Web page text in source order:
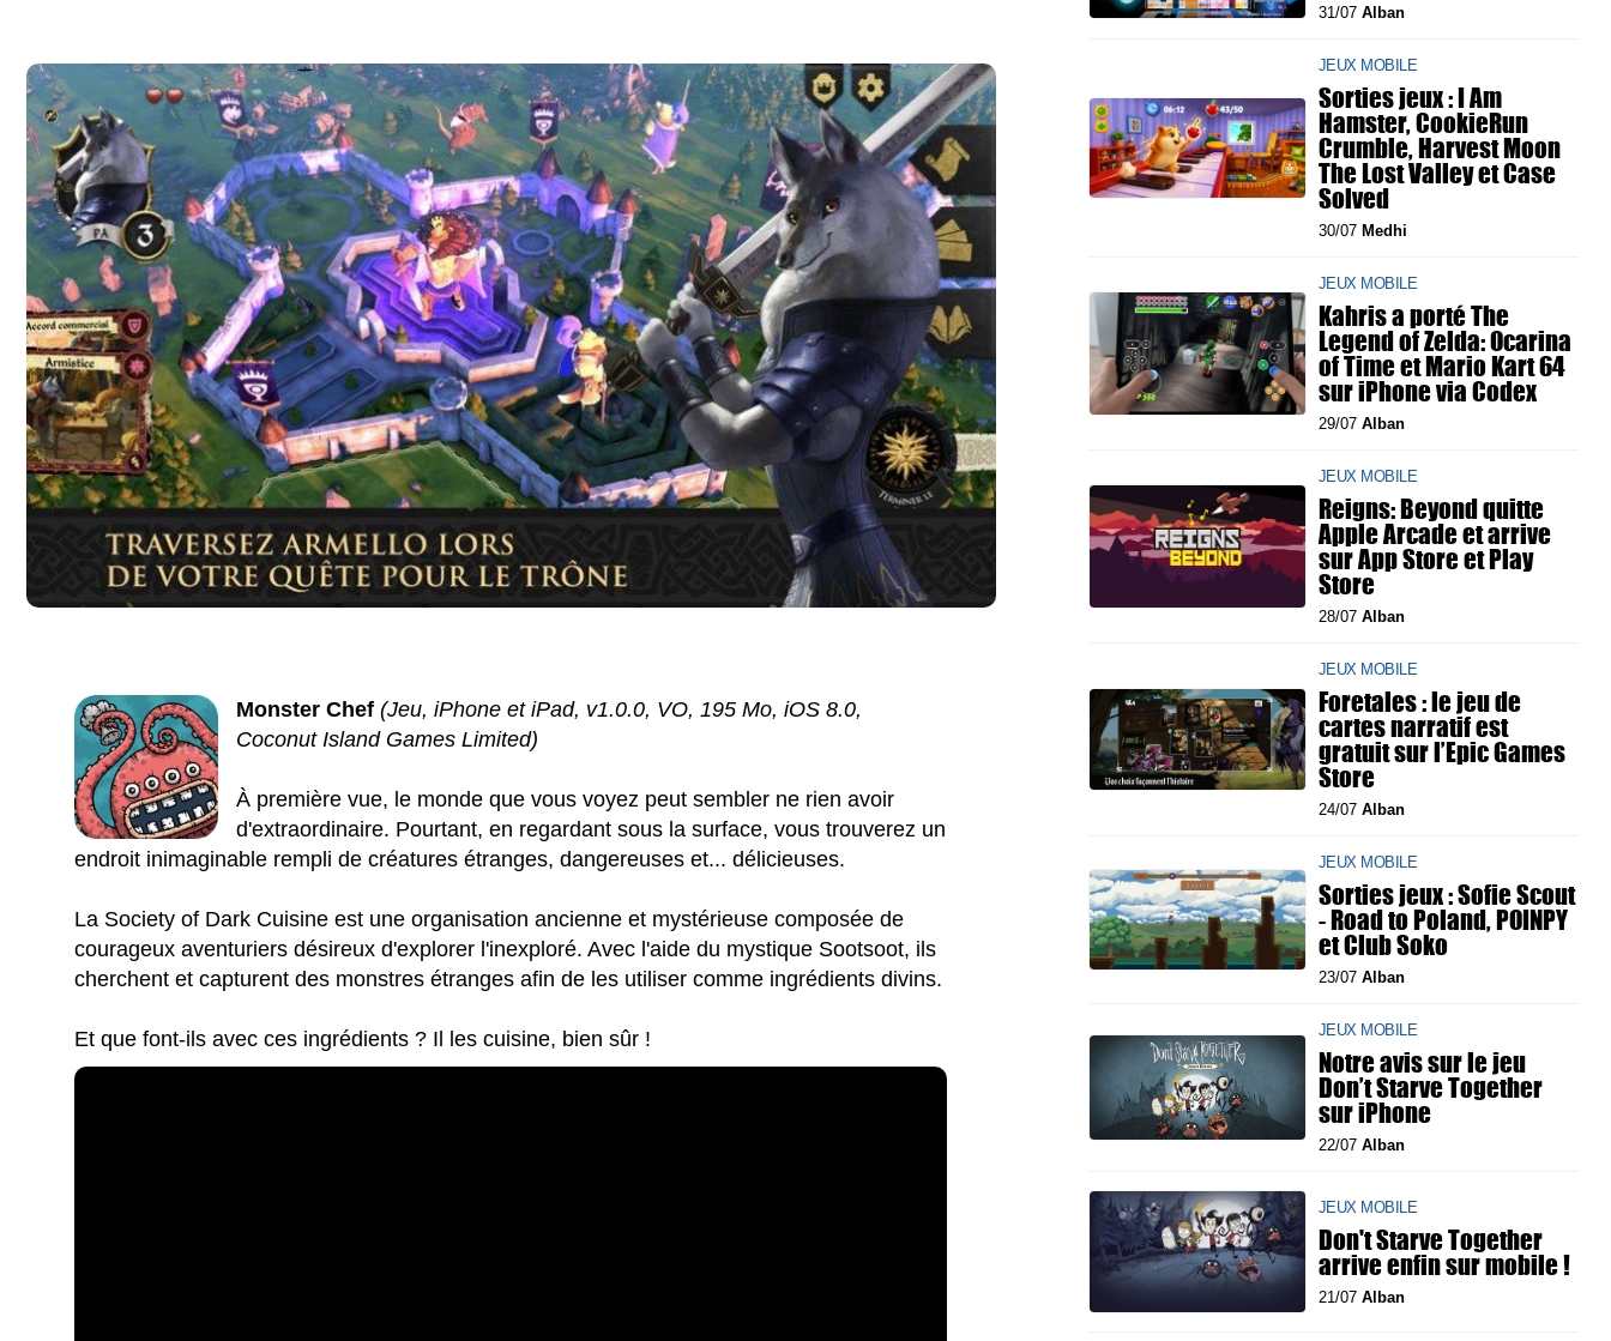
Monster Chef (Jeu, iPhone et iPad, v1.0.0, VO, 195 Mo, iOS 8.0,
Coconut Island Games Limited)
À première vue, le monde que vous voyez peut sembler ne rien avoir
d'extraordinaire. Pourtant, en regardant sous la surface, vous trouverez un
endroit inimaginable rempli de créatures étranges, dangereuses et... délicieuses.
La Society of Dark Cuisine est une organisation ancienne et mystérieuse composée de
courageux aventuriers désireux d'explorer l'inexploré. Avec l'aide du mystique Sootsoot, ils
cherchent et capturent des monstres étranges afin de les utiliser comme ingrédients divins.
Et que font-ils avec ces ingrédients ? Il les cuisine, bien sûr !
31/07 Alban
JEUX MOBILE
Sorties jeux : I Am
Hamster, CookieRun
Crumble, Harvest Moon
The Lost Valley et Case
Solved
30/07 Medhi
JEUX MOBILE
Kahris a porté The
Legend of Zelda: Ocarina
of Time et Mario Kart 64
sur iPhone via Codex
29/07 Alban
JEUX MOBILE
Reigns: Beyond quitte
Apple Arcade et arrive
sur App Store et Play
Store
28/07 Alban
JEUX MOBILE
Foretales : le jeu de
cartes narratif est
gratuit sur l’Epic Games
Store
24/07 Alban
JEUX MOBILE
Sorties jeux : Sofie Scout
- Road to Poland, POINPY
et Club Soko
23/07 Alban
JEUX MOBILE
Notre avis sur le jeu
Don’t Starve Together
sur iPhone
22/07 Alban
JEUX MOBILE
Don't Starve Together
arrive enfin sur mobile !
21/07 Alban